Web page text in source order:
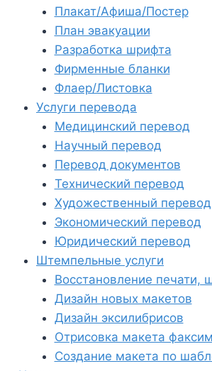
Плакат/Афиша/Постер
План эвакуации
Разработка шрифта
Фирменные бланки
Флаер/Листовка
Услуги перевода
Медицинский перевод
Научный перевод
Перевод документов
Технический перевод
Художественный перевод
Экономический перевод
Юридический перевод
Штемпельные услуги
Восстановление печати,
Дизайн новых макетов
Дизайн эксилибрисов
Отрисовка макета
Создание макета по